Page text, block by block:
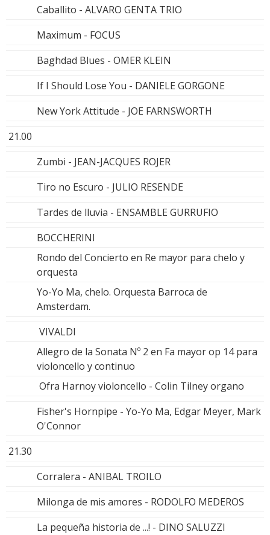
Caballito - ALVARO GENTA TRIO
Maximum - FOCUS
Baghdad Blues - OMER KLEIN
If I Should Lose You - DANIELE GORGONE
New York Attitude - JOE FARNSWORTH
21.00
Zumbi - JEAN-JACQUES ROJER
Tiro no Escuro - JULIO RESENDE
Tardes de lluvia - ENSAMBLE GURRUFIO
BOCCHERINI
Rondo del Concierto en Re mayor para chelo y
orquesta
Yo-Yo Ma, chelo. Orquesta Barroca de
Amsterdam.
VIVALDI
Allegro de la Sonata Nº 2 en Fa mayor op 14 para
violoncello y continuo
Ofra Harnoy violoncello - Colin Tilney organo
Fisher's Hornpipe - Yo-Yo Ma, Edgar Meyer, Mark
O'Connor
21.30
Corralera - ANIBAL TROILO
Milonga de mis amores - RODOLFO MEDEROS
La pequeña historia de ...! - DINO SALUZZI